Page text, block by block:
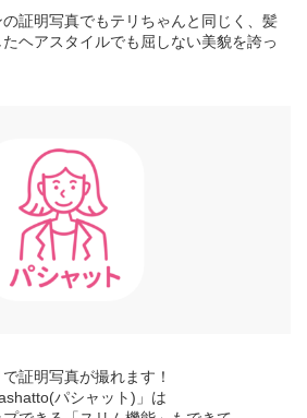
証明写真でもテリちゃんと同じく、髪
ヘアスタイルでも屈しない美貌を誇っ
証明写真が撮れます！
パシャット)」は